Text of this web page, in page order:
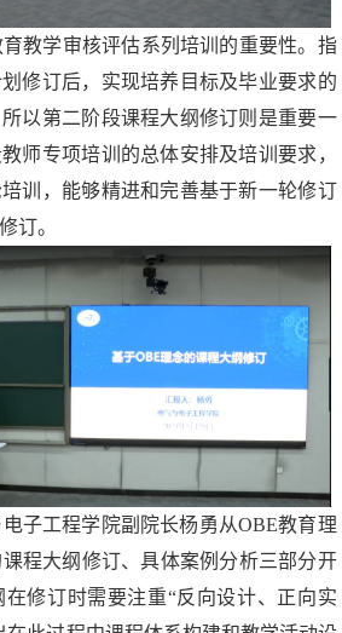
学审核评估系列培训的重要性。指
修订后，实现培养目标及毕业要求的
以第二阶段课程大纲修订则是重要一
师专项培训的总体安排及培训要求，
训，能够精进和完善基于新一轮修订
订。
工程学院副院长杨勇从OBE教育理
程大纲修订、具体案例分析三部分开
修订时需要注重“反向设计、正向实